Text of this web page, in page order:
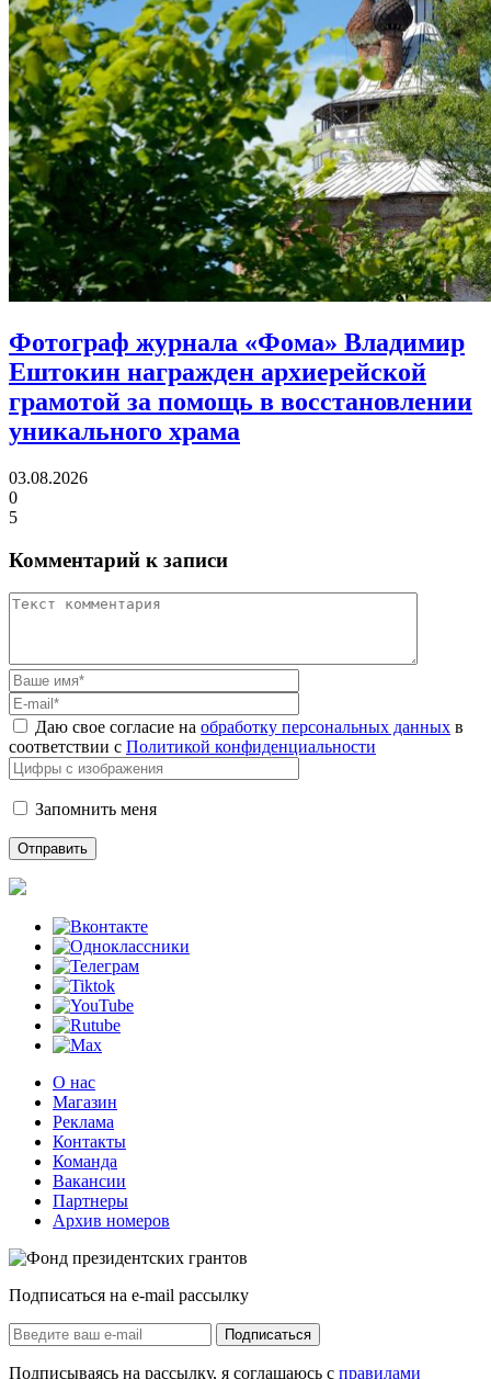
Фотограф журнала «Фома» Владимир
Ештокин награжден архиерейской
грамотой за помощь в восстановлении
уникального храма
03.08.2026
0
5
Комментарий к записи
Даю свое согласие на обработку персональных данных в
соответствии с Политикой конфиденциальности
Запомнить меня
О нас
Магазин
Реклама
Контакты
Команда
Вакансии
Партнеры
Архив номеров
Подписаться на e-mail рассылку
Подписаться
Подписываясь на рассылку, я соглашаюсь с правилами